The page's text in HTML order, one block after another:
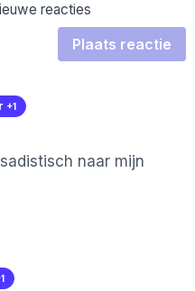
reacties
Plaats reactie
+1
naar mijn